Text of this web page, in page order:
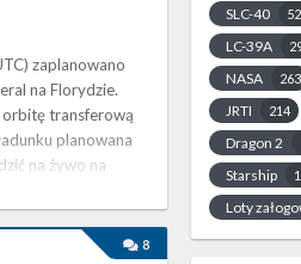
zaplanowano
na Florydzie.
transferową
planowana
na żywo na
8
SLC-40
LC-39A
NASA 263
JRTI 214
Dragon 2
Starship
Loty